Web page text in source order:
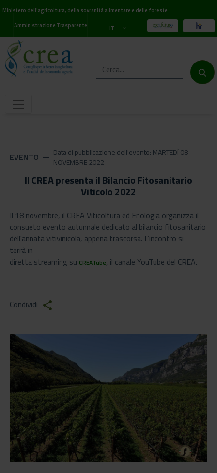
Ministero dell'agricoltura, della sovranità alimentare e delle foreste
Amministrazione Trasparente
IT
EVENTO remove Data di pubblicazione dell'evento: MARTEDÌ 08
NOVEMBRE 2022
Il CREA presenta il Bilancio Fitosanitario
Viticolo 2022
Il 18 novembre, il CREA Viticoltura ed Enologia organizza il
consueto evento autunnale dedicato al bilancio fitosanitario
dell'annata vitivinicola, appena trascorsa. L’incontro si
terrà in
diretta streaming su CREATube, il canale YouTube del CREA.
Condividi share